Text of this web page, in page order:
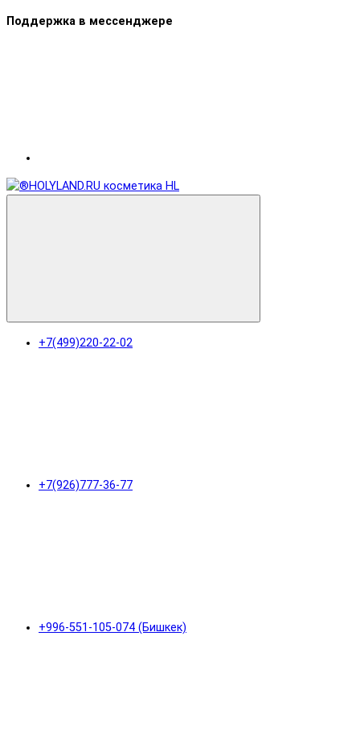
Поддержка в мессенджере
+7(499)220-22-02
+7(926)777-36-77
+996-551-105-074 (Бишкек)